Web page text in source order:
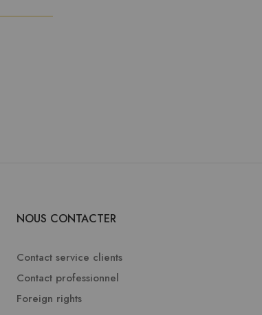
NOUS CONTACTER
Contact service clients
Contact professionnel
Foreign rights